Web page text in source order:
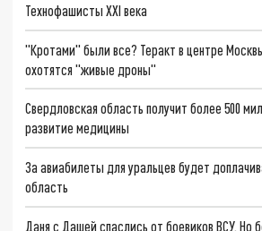
Технофашисты XXI века
"Кротами" были все? Теракт в центре
охотятся "живые дроны"
Свердловская область получит более 500
развитие медицины
За авиабилеты для уральцев будет
область
Даня с Дашей спаслись от боевиков ВСУ.